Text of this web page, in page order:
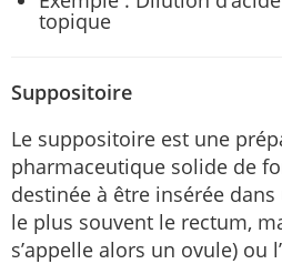
topique
Suppositoire
Le suppositoire est une
pharmaceutique solide de
destinée à être insérée
le plus souvent le rectum,
s’appelle alors un ovule) ou